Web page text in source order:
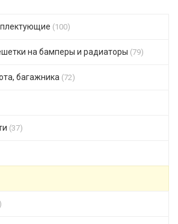
(100)
на бамперы и радиаторы (79)
багажника (72)
(37)